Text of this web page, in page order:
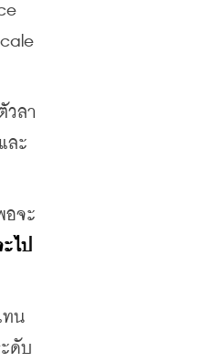
วลา
ละ
อจะ
ไป
ทน
ดับ